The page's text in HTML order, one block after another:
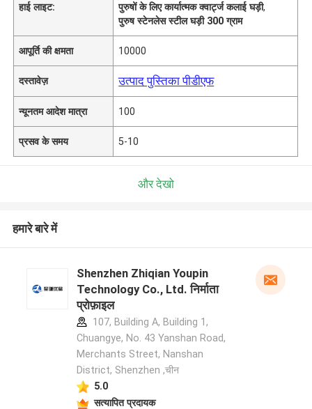
हाई लाइट:
पुरुषों के लिए कार्यात्मक क्वार्ट्ज कलाई घड़ी,
पुरुष स्टेनलेस स्टील घड़ी 300 ग्राम
आपूर्ति की क्षमता 10000
दस्तावेज़ उत्पाद पुस्तिका पीडीएफ
न्यूनतम आदेश मात्रा 100
प्रसव के समय 5-10
और देखो
हमारे बारे में
Shenzhen Zhiqian Youpin
Technology Co., Ltd. निर्माता
प्रोफ़ाइल
107, Building A, Building 1,
Chuangye, No. 43 Yanshan Road,
Merchants Street, Nanshan
District, Shenzhen ,चीन
5.0
सत्यापित प्रदायक